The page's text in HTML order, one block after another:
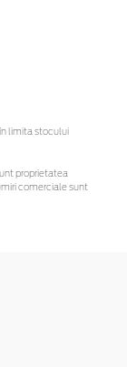
limita stocului
proprietatea
comerciale sunt